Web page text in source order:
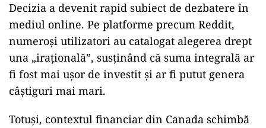
Decizia a devenit rapid subiect de dezbatere în
mediul online. Pe platforme precum Reddit,
numeroși utilizatori au catalogat alegerea drept
una „irațională”, susținând că suma integrală ar
fi fost mai ușor de investit și ar fi putut genera
câștiguri mai mari.
Totuși, contextul financiar din Canada schimbă